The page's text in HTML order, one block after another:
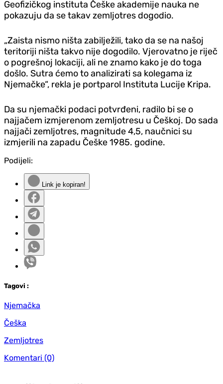
Geofizičkog instituta Češke akademije nauka ne
pokazuju da se takav zemljotres dogodio.
„Zaista nismo ništa zabilježili, tako da se na našoj
teritoriji ništa takvo nije dogodilo. Vjerovatno je riječ
o pogrešnoj lokaciji, ali ne znamo kako je do toga
došlo. Sutra ćemo to analizirati sa kolegama iz
Njemačke“, rekla je portparol Instituta Lucije Kripa.
Da su njemački podaci potvrđeni, radilo bi se o
najjačem izmjerenom zemljotresu u Češkoj. Do sada
najjači zemljotres, magnitude 4,5, naučnici su
izmjerili na zapadu Češke 1985. godine.
Podijeli:
Link je kopiran!
Tagovi :
Njemačka
Češka
Zemljotres
Komentari (0)